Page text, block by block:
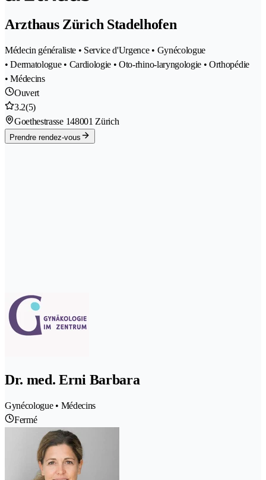
Arzthaus Zürich Stadelhofen
Médecin généraliste • Service d'Urgence • Gynécologue
• Dermatologue • Cardiologie • Oto-rhino-laryngologie • Orthopédie
• Médecins
Ouvert
3.2(5)
Goethestrasse 148001 Zürich
Prendre rendez-vous
Dr. med. Erni Barbara
Gynécologue • Médecins
Fermé